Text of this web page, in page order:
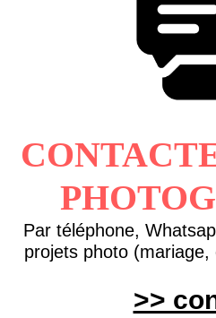
Par téléphone,
projets photo
>>